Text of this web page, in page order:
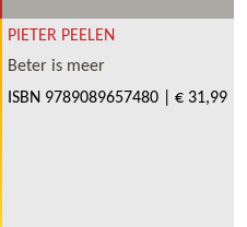
PIETER PEELEN
Beter is meer
ISBN 9789089657480 € 31,99